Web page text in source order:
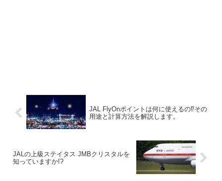
JAL FlyOnポイントは何に使えるの⁉その
用途と計算方法を解説します。
JALの上級ステイタス JMBクリスタルを
知っていますか!?